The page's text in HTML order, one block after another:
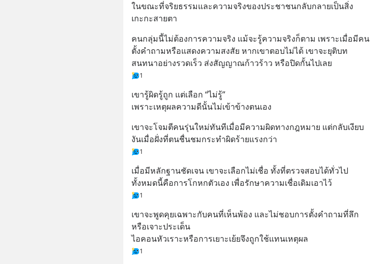
ในขณะที่จริยธรรมและความจริงของประชาชนกลับกลายเป็นสิ่ง
เกะกะสายตา
คนกลุ่มนี้ไม่ต้องการความจริง แม้จะรู้ความจริงก็ตาม เพราะเมื่อมีคน
ตั้งคำถามหรือแสดงความสงสัย หากเขาตอบไม่ได้ เขาจะยุติบท
สนทนาอย่างรวดเร็ว ส่งสัญญาณก้าวร้าว หรือปิดกั้นไปเลย
1
เขารู้ผิดรู้ถูก แต่เลือก “ไม่รู้”
เพราะเหตุผลความดีนั้นไม่เข้าข้างตนเอง
เขาจะโจมตีคนรุ่นใหม่ทันทีเมื่อมีความผิดทางกฎหมาย แต่กลับเงียบ
งันเมื่อฝั่งที่ตนชื่นชมกระทำผิดร้ายแรงกว่า
1
เมื่อมีหลักฐานชัดเจน เขาจะเลือกไม่เชื่อ ทั้งที่ตรวจสอบได้ทั่วไป
ทั้งหมดนี้คือการโกหกตัวเอง เพื่อรักษาความเชื่อเดิมเอาไว้
1
เขาจะพูดคุยเฉพาะกับคนที่เห็นพ้อง และไม่ชอบการตั้งคำถามที่ลึก
หรือเจาะประเด็น
ไอคอนหัวเราะหรือการเยาะเย้ยจึงถูกใช้แทนเหตุผล
1